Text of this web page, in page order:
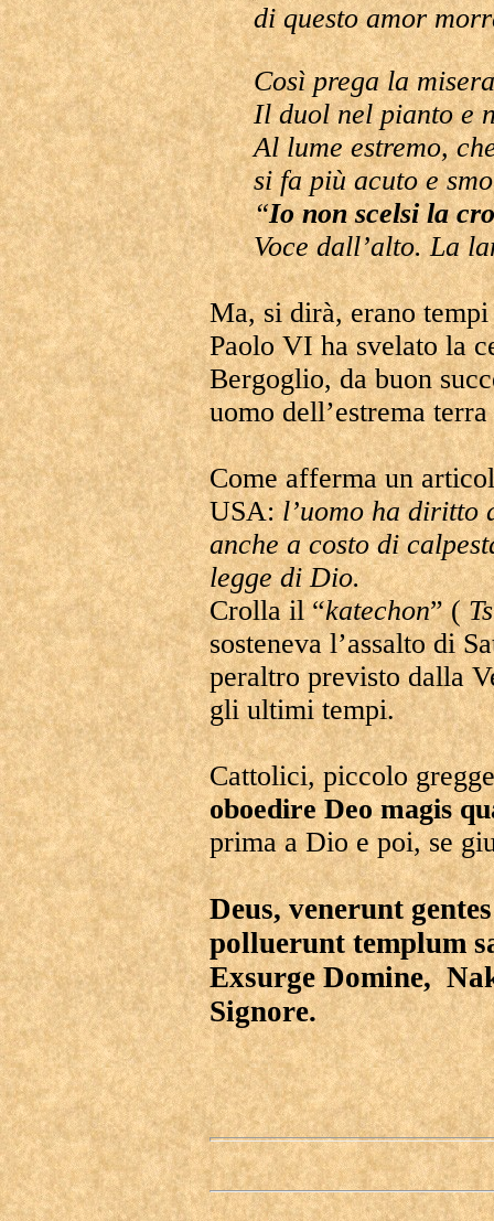
di questo amor
Così prega la
Il duol nel pianto e
Al lume estremo,
si fa più acuto e
“Io non scelsi la
Voce dall’alto. La
Ma, si dirà, erano
Paolo VI ha svelato la
Bergoglio, da buon
uomo dell’estrema
Come afferma un
USA:l’uomo ha diritto
anche a costo di
legge di Dio.
Crolla il “katechon” (Ts
sosteneva l’assalto di
peraltro previsto dalla
gli ultimi tempi.
Cattolici, piccolo
oboedire Deo magis
prima a Dio e poi, se
Deus, venerunt
polluerunt templum
Exsurge Domine,
Signore.